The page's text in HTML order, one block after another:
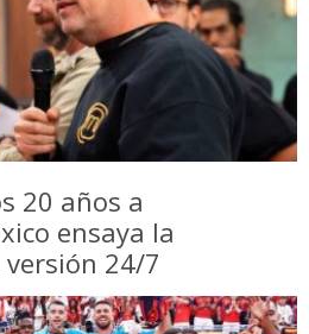
20 años a
ensaya la
24/7